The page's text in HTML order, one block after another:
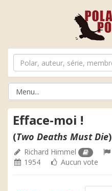
Efface-moi !
(Two Deaths Must Die)
Richard Himmel
1954
Aucun vote